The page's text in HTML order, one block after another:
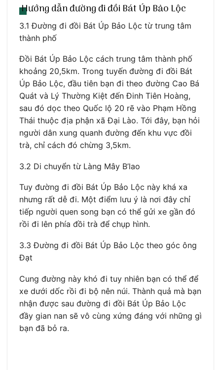
Hướng dẫn đường đi đồi Bát Úp Bảo Lộc
3.1 Đường đi đồi Bát Úp Bảo Lộc từ trung tâm
thành phố
Đồi Bát Úp Bảo Lộc cách trung tâm thành phố
khoảng 20,5km. Trong tuyến đường đi đồi Bát
Úp Bảo Lộc, đầu tiên bạn đi theo đường Cao Bá
Quát và Lý Thường Kiệt đến Đinh Tiên Hoàng,
sau đó dọc theo Quốc lộ 20 rẽ vào Phạm Hồng
Thái thuộc địa phận xã Đại Lào. Tới đây, bạn hỏi
người dân xung quanh đường đến khu vực đồi
trà, chỉ cách đó chừng 3,5km.
3.2 Di chuyển từ Làng Mây B’lao
Tuy đường đi đồi Bát Úp Bảo Lộc này khá xa
nhưng rất dễ đi. Một điểm lưu ý là nơi đây chỉ
tiếp người quen song bạn có thể gửi xe gần đó
rồi đi lên phía đồi trà để chụp hình.
3.3 Đường đi đồi Bát Úp Bảo Lộc theo góc ông
Đạt
Cung đường này khó đi tuy nhiên bạn có thể để
xe dưới dốc rồi đi bộ nên núi. Thành quả mà bạn
nhận được sau đường đi đồi Bát Úp Bảo Lộc
đầy gian nan sẽ vô cùng xứng đáng với những gì
bạn đã bỏ ra.